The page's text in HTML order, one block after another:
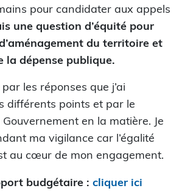
pour candidater aux appels
une question d’équité pour
du territoire et
la dépense publique.
par les réponses que j’ai
différents points et par le
en la matière. Je
ma vigilance car l’égalité
au cœur de mon engagement.
budgétaire : cliquer ici